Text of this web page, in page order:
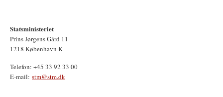
Statsministeriet
Prins Jørgens Gård 11
1218 København K
Telefon: +45 33 92 33 00
E-mail: stm@stm.dk